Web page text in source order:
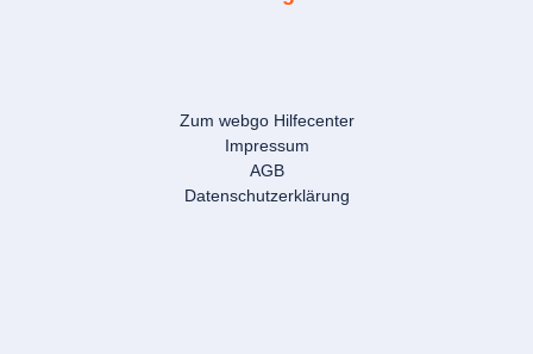
Zum webgo Hilfecenter
Impressum
AGB
Datenschutzerklärung